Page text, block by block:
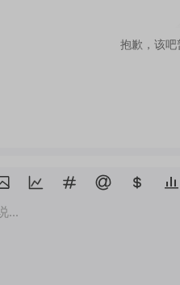
抱歉，该吧
...